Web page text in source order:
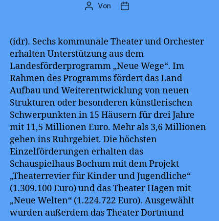
Beitragsautor
Von Beitragsdatum
(idr). Sechs kommunale Theater und Orchester
erhalten Unterstützung aus dem
Landesförderprogramm „Neue Wege“. Im
Rahmen des Programms fördert das Land
Aufbau und Weiterentwicklung von neuen
Strukturen oder besonderen künstlerischen
Schwerpunkten in 15 Häusern für drei Jahre
mit 11,5 Millionen Euro. Mehr als 3,6 Millionen
gehen ins Ruhrgebiet. Die höchsten
Einzelförderungen erhalten das
Schauspielhaus Bochum mit dem Projekt
„Theaterrevier für Kinder und Jugendliche“
(1.309.100 Euro) und das Theater Hagen mit
„Neue Welten“ (1.224.722 Euro). Ausgewählt
wurden außerdem das Theater Dortmund